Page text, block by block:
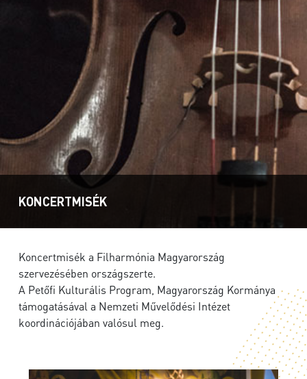
KONCERTMISÉK
Koncertmisék a Filharmónia Magyarország
szervezésében országszerte.
A Petőfi Kulturális Program, Magyarország Kormánya
támogatásával a Nemzeti Művelődési Intézet
koordinációjában valósul meg.